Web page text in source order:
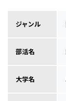
ジャンル
部活名
大学名